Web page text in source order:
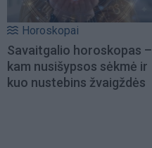
Horoskopai
Savaitgalio horoskopas –
kam nusišypsos sėkmė ir
kuo nustebins žvaigždės